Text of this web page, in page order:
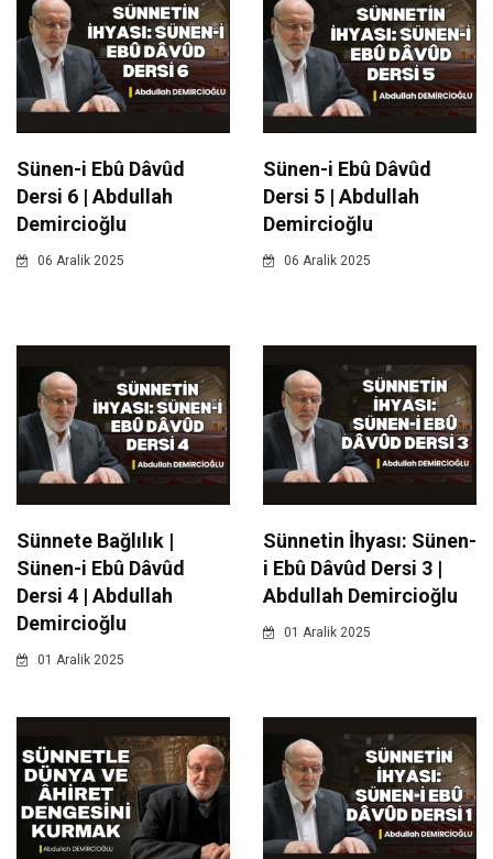
Sünen-i Ebû Dâvûd
Dersi 6 | Abdullah
Demircioğlu
06 Aralik 2025
Sünen-i Ebû Dâvûd
Dersi 5 | Abdullah
Demircioğlu
06 Aralik 2025
Sünnete Bağlılık |
Sünen-i Ebû Dâvûd
Dersi 4 | Abdullah
Demircioğlu
01 Aralik 2025
Sünnetin İhyası: Sünen-
i Ebû Dâvûd Dersi 3 |
Abdullah Demircioğlu
01 Aralik 2025